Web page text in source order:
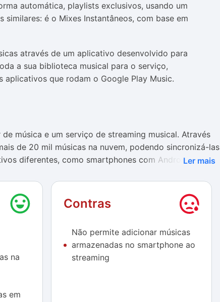
automática, playlists exclusivos, usando um
similares: é o Mixes Instantâneos, com base em
através de um aplicativo desenvolvido para
a sua biblioteca musical para o serviço,
que rodam o Google Play Music.
música e um serviço de streaming musical. Através
de 20 mil músicas na nuvem, podendo sincronizá-las
diferentes, como smartphones com Android e iOS,
visual incrível. Cada artista ganha uma página
pela própria Google. Além disso, os álbuns,
agora, minha biblioteca, playlists e instant mixes. A
Ler mais
na
em
Contras
Não permite adicionar músicas
armazenadas no smartphone ao
streaming